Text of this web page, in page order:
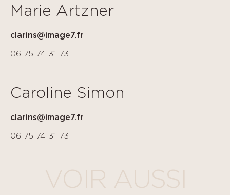
Marie Artzner
clarins@image7.fr
06 75 74 31 73
Caroline Simon
clarins@image7.fr
06 75 74 31 73